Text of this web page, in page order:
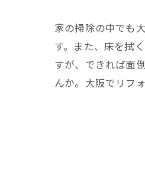
家の掃除の中でも
す。また、床を拭
すが、できれば面
んか。大阪でリフ